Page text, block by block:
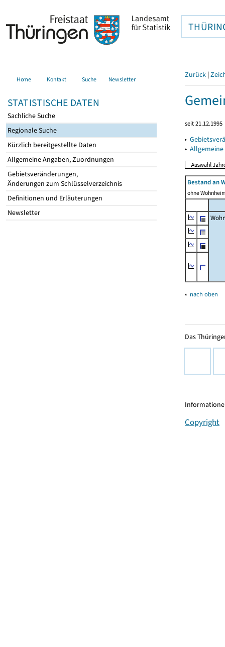
Home Kontakt Suche Newsletter
STATISTISCHE DATEN
Sachliche Suche
Regionale Suche
Kürzlich bereitgestellte Daten
Allgemeine Angaben, Zuordnungen
Gebietsveränderungen,
Änderungen zum Schlüsselverzeichnis
Definitionen und Erläuterungen
Newsletter
Zurück |
seit 21.12.1995
▸
▸
Bestand an
ohne
▴ nach oben
Das
Copyright